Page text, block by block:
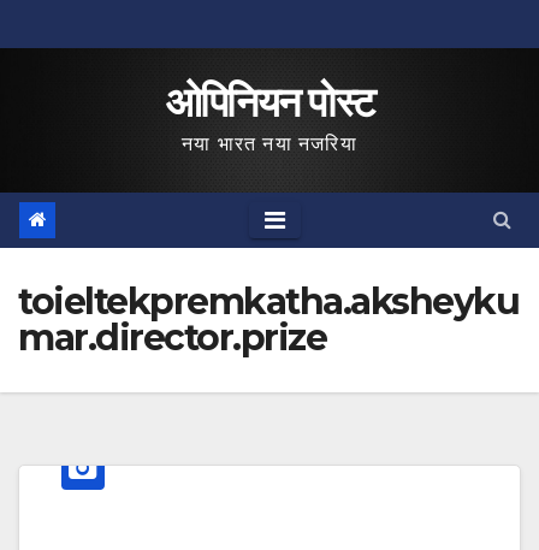
to
ओपिनियन पोस्ट
नया भारत नया नजरिया
toieltekpremkatha.aksheyku
mar.director.prize